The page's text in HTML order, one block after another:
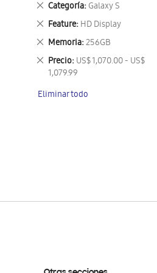
Categoría Galaxy S
Eliminar
este
artículo
Feature HD Display
Eliminar
este
artículo
Memoria 256GB
Eliminar
este
artículo
Precio US$ 1,070.00 - US$
1,079.99
Eliminar
este
Eliminar todo